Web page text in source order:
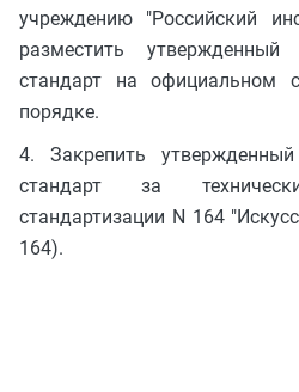
учреждению "Российский
разместить
стандарт на официальном
порядке.
4. Закрепить
стандарт за
стандартизации N 164
164).